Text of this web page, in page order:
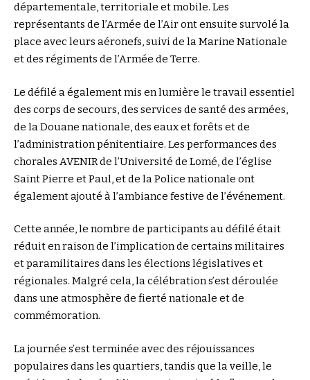
départementale, territoriale et mobile. Les
représentants de l’Armée de l’Air ont ensuite survolé la
place avec leurs aéronefs, suivi de la Marine Nationale
et des régiments de l’Armée de Terre.
Le défilé a également mis en lumière le travail essentiel
des corps de secours, des services de santé des armées,
de la Douane nationale, des eaux et forêts et de
l’administration pénitentiaire. Les performances des
chorales AVENIR de l’Université de Lomé, de l’église
Saint Pierre et Paul, et de la Police nationale ont
également ajouté à l’ambiance festive de l’événement.
Cette année, le nombre de participants au défilé était
réduit en raison de l’implication de certains militaires
et paramilitaires dans les élections législatives et
régionales. Malgré cela, la célébration s’est déroulée
dans une atmosphère de fierté nationale et de
commémoration.
La journée s’est terminée avec des réjouissances
populaires dans les quartiers, tandis que la veille, le